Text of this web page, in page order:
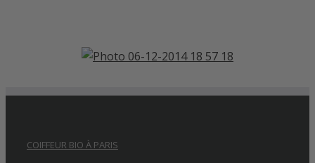
COIFFEUR BIO À PARIS